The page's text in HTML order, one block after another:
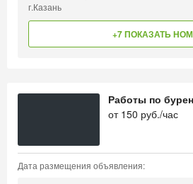
г.Казань
+7 ПОКАЗАТЬ
Работы по
от 150 руб./час
Дата размещения объявления: